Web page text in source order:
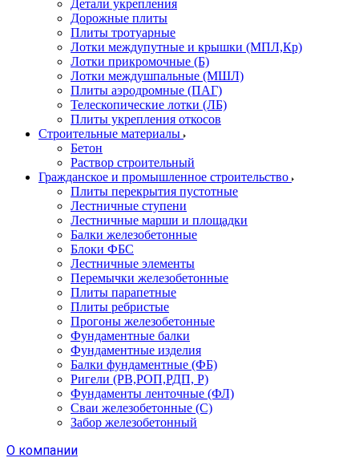
Детали укрепления
Дорожные плиты
Плиты тротуарные
Лотки междупутные и крышки (МПЛ,Кр)
Лотки прикромочные (Б)
Лотки междушпальные (МШЛ)
Плиты аэродромные (ПАГ)
Телескопические лотки (ЛБ)
Плиты укрепления откосов
Строительные материалы
Бетон
Раствор строительный
Гражданское и промышленное строительство
Плиты перекрытия пустотные
Лестничные ступени
Лестничные марши и площадки
Балки железобетонные
Блоки ФБС
Лестничные элементы
Перемычки железобетонные
Плиты парапетные
Плиты ребристые
Прогоны железобетонные
Фундаментные балки
Фундаментные изделия
Балки фундаментные (ФБ)
Ригели (РВ,РОП,РДП, Р)
Фундаменты ленточные (ФЛ)
Сваи железобетонные (С)
Забор железобетонный
О компании